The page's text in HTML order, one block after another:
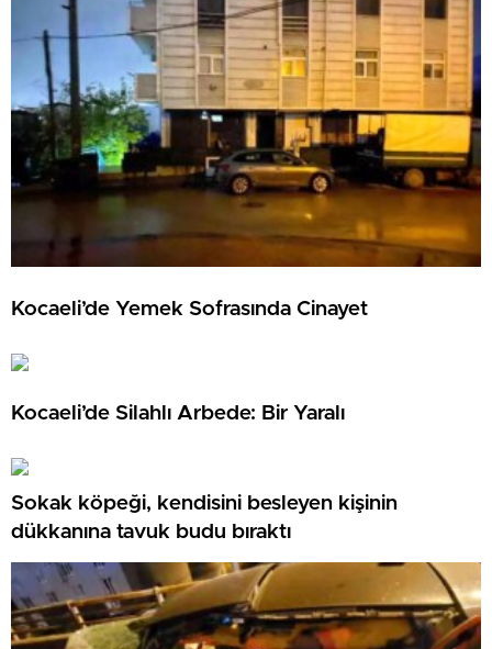
Kocaeli’de Yemek Sofrasında Cinayet
Kocaeli’de Silahlı Arbede: Bir Yaralı
Sokak köpeği, kendisini besleyen kişinin
dükkanına tavuk budu bıraktı